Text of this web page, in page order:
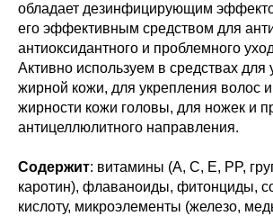
обладает дезинфицирующим
его эффективным средством для
антиоксидантного и проблемного
Активно используем в средствах
жирной кожи, для укрепления волос
жирности кожи головы, для ножек и
антицеллюлитного направления.
Содержит: витамины (A, C, E, PP,
каротин), флаваноиды, фитонциды,
кислоту, микроэлементы (железо,